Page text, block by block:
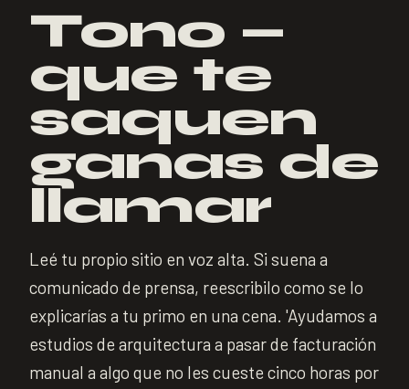
Tono —
que te
saquen
ganas de
llamar
Leé tu propio sitio en voz alta. Si suena a
comunicado de prensa, reescribilo como se lo
explicarías a tu primo en una cena. 'Ayudamos a
estudios de arquitectura a pasar de facturación
manual a algo que no les cueste cinco horas por